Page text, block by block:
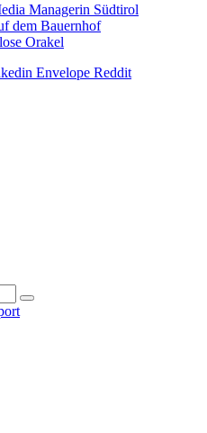
Managerin Südtirol
dem Bauernhof
Orakel
Envelope Reddit